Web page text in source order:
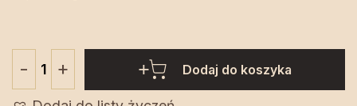
-
Ser
+ Dodaj do koszyka